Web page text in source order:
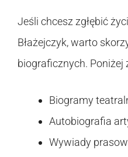
Jeśli chcesz zgłębić
Błażejczyk, warto
biograficznych. Poniżej
Biogramy
Autobiografia
Wywiady